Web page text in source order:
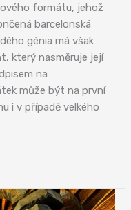
formátu, jehož
barcelonská
génia má však
který nasměruje její
na
může být na první
i v případě velkého